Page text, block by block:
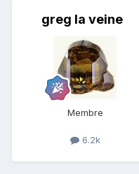
greg la veine
Membre
6.2k